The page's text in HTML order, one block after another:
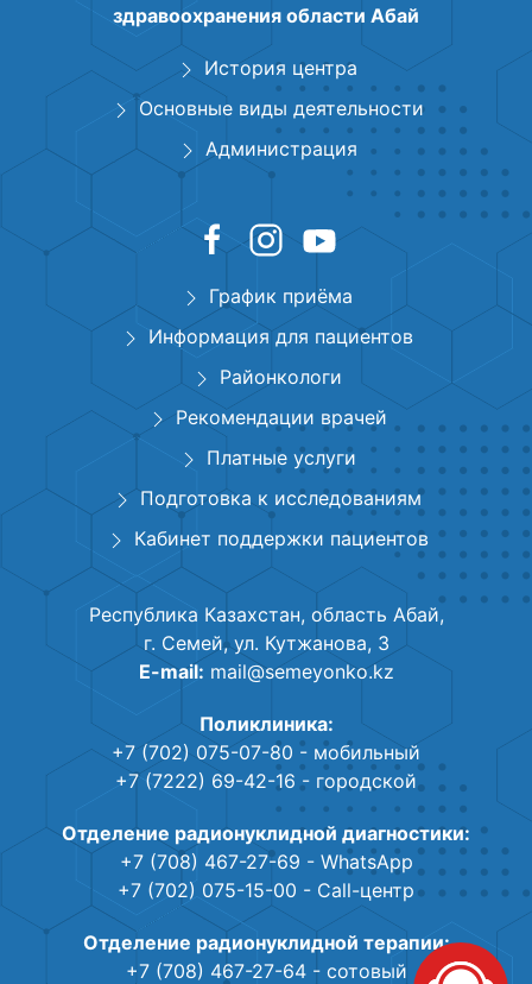
здравоохранения области Абай
История центра
Основные виды деятельности
Администрация
График приёма
Информация для пациентов
Районкологи
Рекомендации врачей
Платные услуги
Подготовка к исследованиям
Кабинет поддержки пациентов
Республика Казахстан, область Абай,
г. Семей, ул. Кутжанова, 3
E-mail: mail@semeyonko.kz
Поликлиника:
+7 (702) 075-07-80 - мобильный
+7 (7222) 69-42-16 - городской
Отделение радионуклидной диагностики:
+7 (708) 467-27-69 - WhatsApp
+7 (702) 075-15-00 - Call-центр
Отделение радионуклидной терапии:
+7 (708) 467-27-64- сотовый